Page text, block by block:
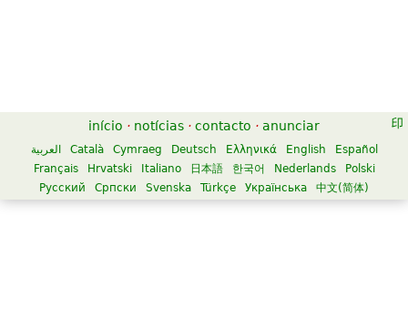
início · notícias · contacto · anunciar
العربية Català Cymraeg Deutsch Ελληνικά English
Español
Français
Hrvatski Italiano 日本語 한국어 Nederlands
Polski
Русский
Српски Svenska Türkçe Українська 中文(简体)